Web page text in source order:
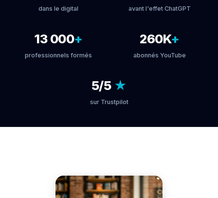
dans le digital avant l'effet ChatGPT
13 000+
professionnels formés
260K+
abonnés YouTube
5/5 ★
sur Trustpilot